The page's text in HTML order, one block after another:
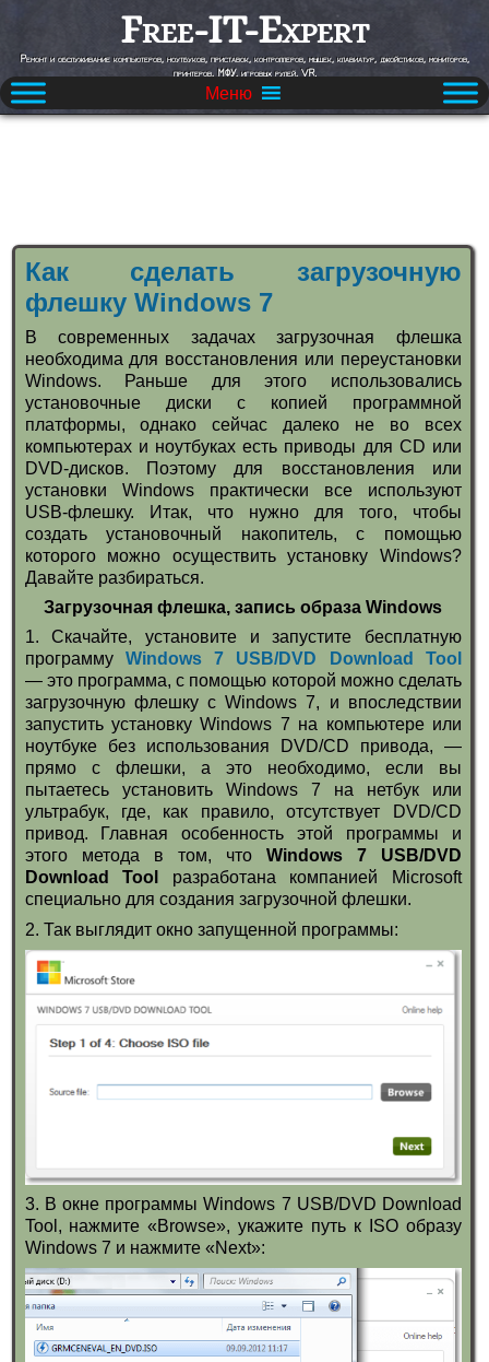
Free-IT-Expert
Ремонт и обслуживание компьютеров, ноутбуков, приставок, контроллеров, мышек, клавиатур, джойстиков, мониторов,
принтеров, МФУ, игровых рулей, VR.
Меню
Как сделать загрузочную
флешку Windows 7
В современных задачах загрузочная флешка
необходима для восстановления или переустановки
Windows. Раньше для этого использовались
установочные диски с копией программной
платформы, однако сейчас далеко не во всех
компьютерах и ноутбуках есть приводы для CD или
DVD-дисков. Поэтому для восстановления или
установки Windows практически все используют
USB-флешку. Итак, что нужно для того, чтобы
создать установочный накопитель, с помощью
которого можно осуществить установку Windows?
Давайте разбираться.
Загрузочная флешка, запись образа Windows
1. Скачайте, установите и запустите бесплатную
программу Windows 7 USB/DVD Download Tool
— это программа, с помощью которой можно сделать
загрузочную флешку с Windows 7, и впоследствии
запустить установку Windows 7 на компьютере или
ноутбуке без использования DVD/CD привода, —
прямо с флешки, а это необходимо, если вы
пытаетесь установить Windows 7 на нетбук или
ультрабук, где, как правило, отсутствует DVD/CD
привод. Главная особенность этой программы и
этого метода в том, что Windows 7 USB/DVD
Download Tool
разработана компанией Microsoft
специально для создания загрузочной флешки.
2. Так выглядит окно запущенной программы:
3. В окне программы Windows 7 USB/DVD Download
Tool, нажмите «Browse», укажите путь к ISO образу
Windows 7 и нажмите «Next»: